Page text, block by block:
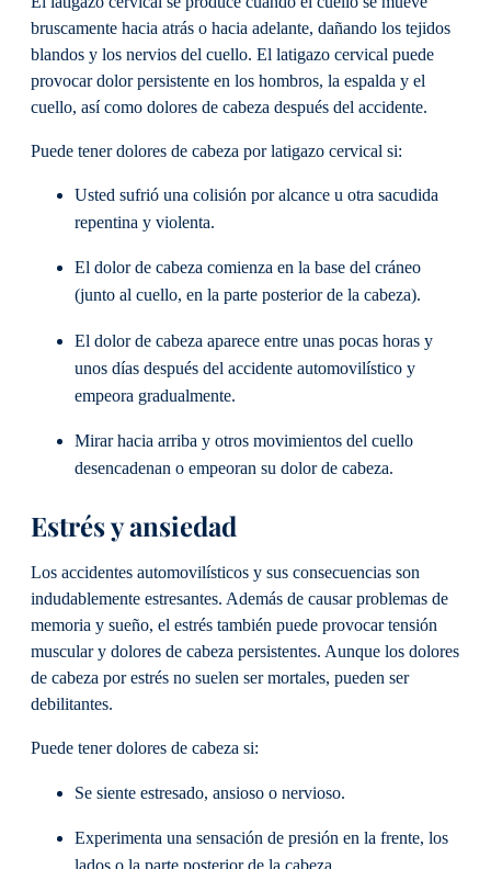
bruscamente hacia atrás o hacia adelante, dañando los tejidos
blandos y los nervios del cuello. El latigazo cervical puede
provocar dolor persistente en los hombros, la espalda y el
cuello, así como dolores de cabeza después del accidente.
Puede tener dolores de cabeza por latigazo cervical si:
Usted sufrió una colisión por alcance u otra sacudida
repentina y violenta.
El dolor de cabeza comienza en la base del cráneo
(junto al cuello, en la parte posterior de la cabeza).
El dolor de cabeza aparece entre unas pocas horas y
unos días después del accidente automovilístico y
empeora gradualmente.
Mirar hacia arriba y otros movimientos del cuello
desencadenan o empeoran su dolor de cabeza.
Estrés y ansiedad
Los accidentes automovilísticos y sus consecuencias son
indudablemente estresantes. Además de causar problemas de
memoria y sueño, el estrés también puede provocar tensión
muscular y dolores de cabeza persistentes. Aunque los dolores
de cabeza por estrés no suelen ser mortales, pueden ser
debilitantes.
Puede tener dolores de cabeza si:
Se siente estresado, ansioso o nervioso.
Experimenta una sensación de presión en la frente, los